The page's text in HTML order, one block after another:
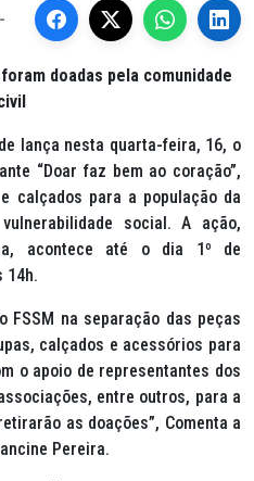
doadas pela comunidade
lança nesta quarta-feira, 16, o
“Doar faz bem ao coração”,
calçados para a população da
social. A ação,
acontece até o dia 1º de
14h.
FSSM na separação das peças
calçados e acessórios para
o apoio de representantes dos
entre outros, para a
as doações”, Comenta a
Pereira.